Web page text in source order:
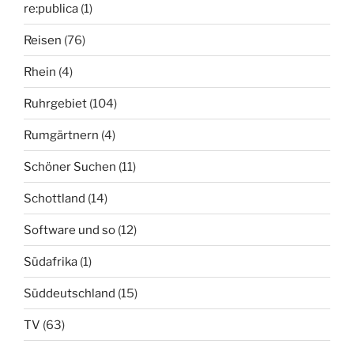
re:publica (1)
Reisen (76)
Rhein (4)
Ruhrgebiet (104)
Rumgärtnern (4)
Schöner Suchen (11)
Schottland (14)
Software und so (12)
Südafrika (1)
Süddeutschland (15)
TV (63)